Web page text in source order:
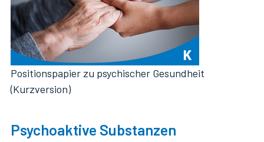
Positionspapier zu psychischer Gesundheit
(Kurzversion)
Psychoaktive Substanzen